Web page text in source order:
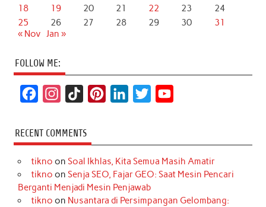
18
19 20 21 22 23
24
25
26 27 28 29 30
31
« Nov
Jan »
FOLLOW ME:
c
e
b
o
s
t
a
r
k
T
o
k
t
e
r
e
k
e
d
I
t
t
r
T
u
e
RECENT COMMENTS
tikno on Soal Ikhlas, Kita Semua Masih Amatir
tikno on Senja SEO, Fajar GEO: Saat Mesin Pencari
Berganti Menjadi Mesin Penjawab
tikno on Nusantara di Persimpangan Gelombang: